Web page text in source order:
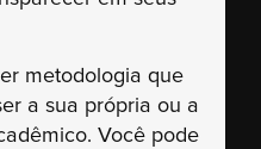
metodologia que
a sua própria ou a
Você pode